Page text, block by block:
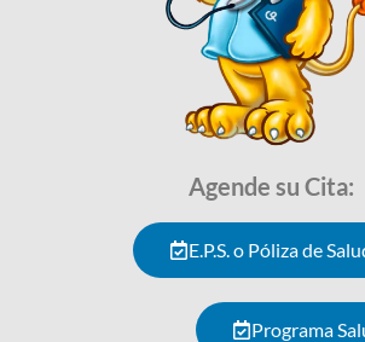
Agende su Cita:
E.P.S. o Póliza de
Programa